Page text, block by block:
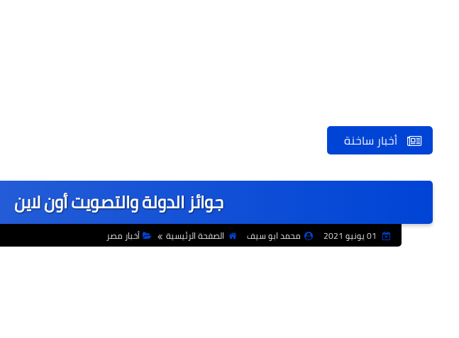
أخبار ساخنة
جوائز الدولة والتصويت أون لاين
محمد ابو سيف الصفحة الرئيسية أخبار مصر